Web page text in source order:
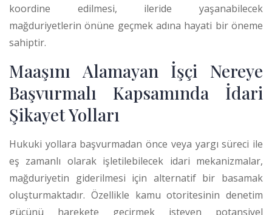
koordine edilmesi, ileride yaşanabilecek
mağduriyetlerin önüne geçmek adına hayati bir öneme
sahiptir.
Maaşını Alamayan İşçi Nereye
Başvurmalı Kapsamında İdari
Şikayet Yolları
Hukuki yollara başvurmadan önce veya yargı süreci ile
eş zamanlı olarak işletilebilecek idari mekanizmalar,
mağduriyetin giderilmesi için alternatif bir basamak
oluşturmaktadır. Özellikle kamu otoritesinin denetim
gücünü harekete geçirmek isteyen potansiyel